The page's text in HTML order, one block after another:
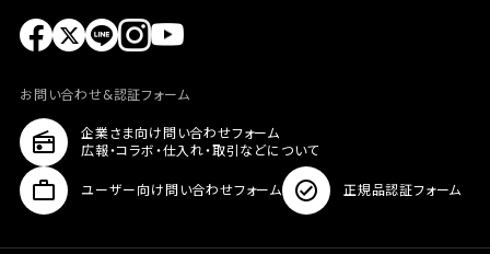
お問い合わせ&認証フォーム
企業さま向け問い合わせフォーム
広報・コラボ・仕入れ・取引などについて
ユーザー向け問い合わせフォーム 正規品認証フォーム